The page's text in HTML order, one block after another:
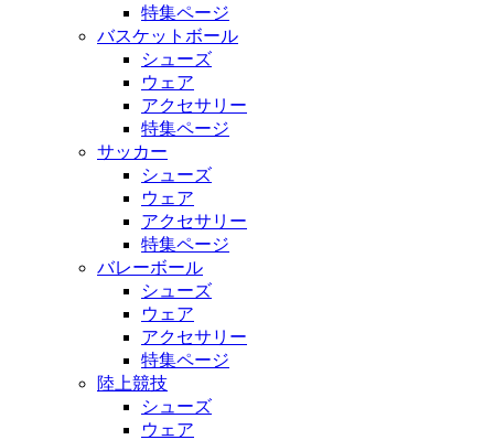
特集ページ
バスケットボール
シューズ
ウェア
アクセサリー
特集ページ
サッカー
シューズ
ウェア
アクセサリー
特集ページ
バレーボール
シューズ
ウェア
アクセサリー
特集ページ
陸上競技
シューズ
ウェア